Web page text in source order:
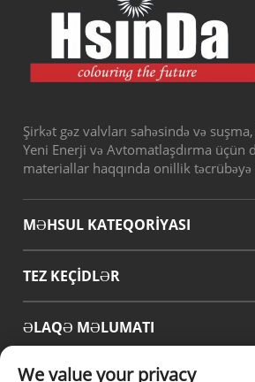
Şirkət gəz valvları sahəsində və
Yeni Enerji və Avtomatlaşdırma üçün
materiallar haqqında onillik
MƏHSUL KATEQORİYASI
TEZ KEÇIDLƏR
ƏLAQƏ MƏLUMATI
Office add : No.38 Huagang Road
We value your privacy